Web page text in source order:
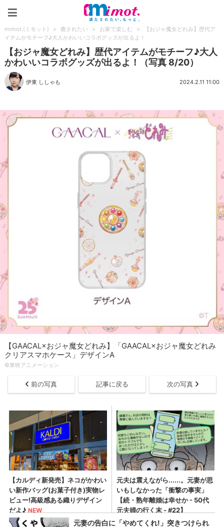
mimot.(ミモット) > 癒されたい > お家で楽しむ >
【おジャ魔女どれみ】歴代ア
イテムがモチーフ♪大人かわいいコラボグッズが出るよ！
【おジャ魔女どれみ】歴代アイテムがモチーフ♪大人
かわいいコラボグッズが出るよ！（写真 8/20）
伊東 ししゃも 2024.2.11 11:00
【GAACAL×おジャ魔女どれみ】「GAACAL×おジャ魔女どれみ
クリアスマホケース」デザインA
©東映アニメーション
前の写真 記事に戻る 次の写真